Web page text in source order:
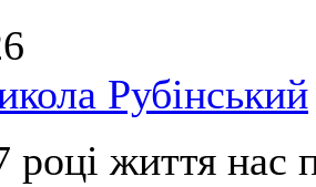
Рубінський
році життя нас